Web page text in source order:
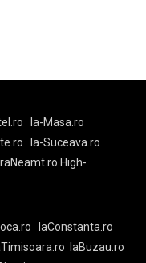
la-Masa.ro
la-Suceava.ro
High-
laConstanta.ro
laBuzau.ro